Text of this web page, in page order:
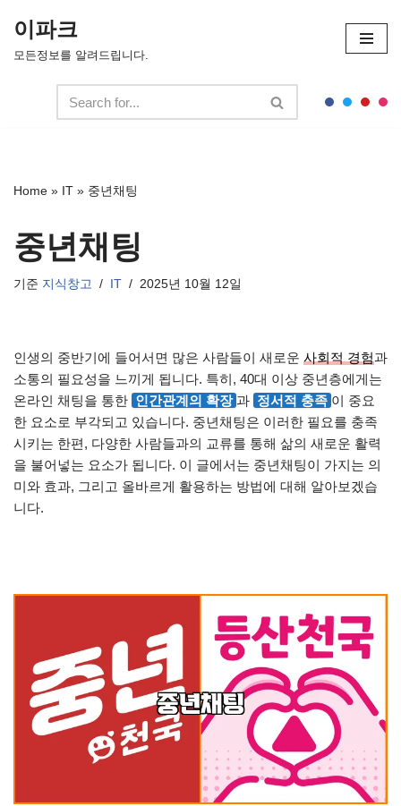
콘
기
이파크
모든정보를 알려드립니다.
Home » IT » 중년채팅
중년채팅
기준 지식창고 IT 2025년 10월 12일
인생의 중반기에 들어서면 많은 사람들이 새로운 사회적 경험과
소통의 필요성을 느끼게 됩니다. 특히, 40대 이상 중년층에게는
온라인 채팅을 통한 인간관계의 확장 과 정서적 충족 이 중요
한 요소로 부각되고 있습니다. 중년채팅은 이러한 필요를 충족
시키는 한편, 다양한 사람들과의 교류를 통해 삶의 새로운 활력
을 불어넣는 요소가 됩니다. 이 글에서는 중년채팅이 가지는 의
미와 효과, 그리고 올바르게 활용하는 방법에 대해 알아보겠습
니다.